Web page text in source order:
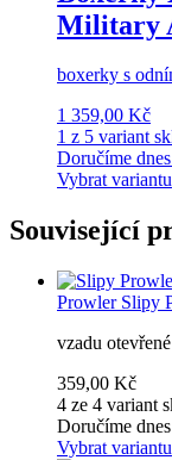
Military
boxerky s
1 359,00 Kč
1 z 5 variant
Doručíme
Vybrat variantu
Související
Prowler Slipy
vzadu
359,00 Kč
4 ze 4 variant
Doručíme
Vybrat variantu